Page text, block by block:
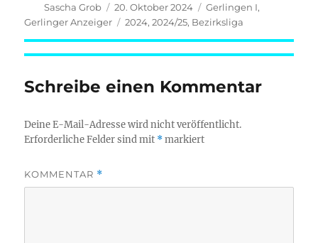
Autor
Sascha Grob
Veröffentlicht
am
20. Oktober 2024 Kategorien
Gerlingen I,
Gerlinger Anzeiger
Schlagwörter
2024,2024/25, Bezirksliga
Schreibe einen Kommentar
Deine E-Mail-Adresse wird nicht veröffentlicht.
Erforderliche Felder sind mit *markiert
KOMMENTAR *